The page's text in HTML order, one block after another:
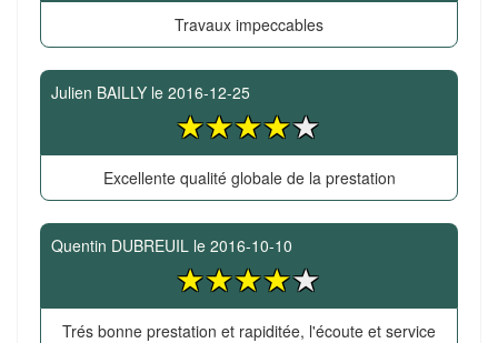
Travaux impeccables
Julien BAILLY le 2016-12-25
Excellente qualité globale de la prestation
Quentin DUBREUIL le 2016-10-10
Trés bonne prestation et rapiditée, l'écoute et service